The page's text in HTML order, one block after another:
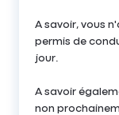
A savoir, vous
permis de
jour.
A savoir
non